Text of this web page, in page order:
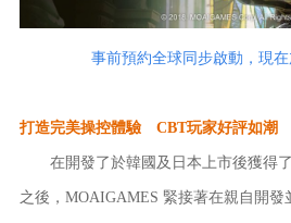
事前預約全球同步啟動，現在
打造完美操控體驗 CBT玩家好評如潮
在開發了於韓國及日本上市後獲得了
之後，MOAIGAMES 緊接著在親自開